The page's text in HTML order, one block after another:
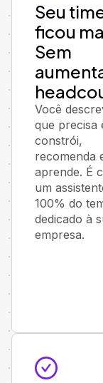
Seu
ficou
Sem
Você
que precisa
constrói,
recomenda
aprende. É
um
100% do
dedicado à
empresa.